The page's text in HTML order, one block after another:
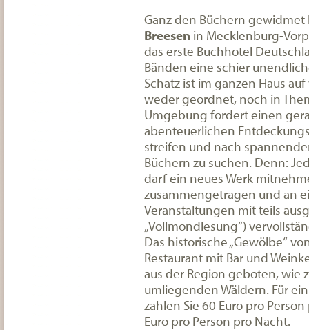
Ganz den Büchern
Breesen in Mecklenburg-
das erste Buchhotel
Bänden eine schier
Schatz ist im ganzen Haus
weder geordnet, noch in
Umgebung fordert einen
abenteuerlichen
streifen und nach
Büchern zu suchen. Denn:
darf ein neues Werk
zusammengetragen und an
Veranstaltungen mit teils
„Vollmondlesung“)
Das historische „Gewölbe“
Restaurant mit Bar und
aus der Region geboten, wie
umliegenden Wäldern. Für
zahlen Sie 60 Euro pro
Euro pro Person pro Nacht.